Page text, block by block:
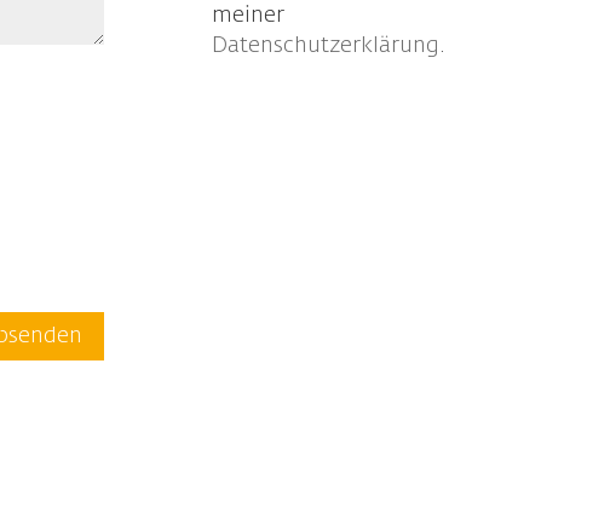
meiner
Datenschutzerklärung .